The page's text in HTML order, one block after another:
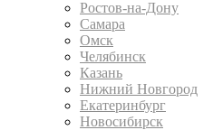
Ростов-на-Дону
Самара
Омск
Челябинск
Казань
Нижний Новгород
Екатеринбург
Новосибирск